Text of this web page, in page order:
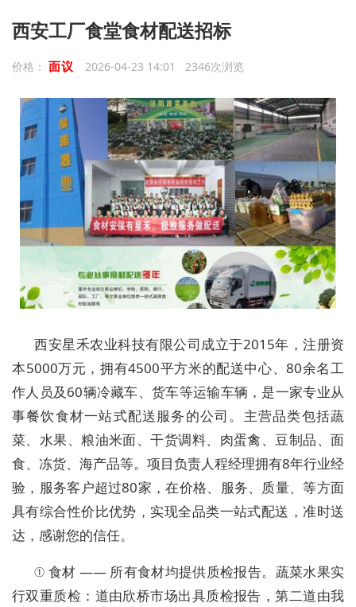
西安工厂食堂食材配送招标
价格： 面议 2026-04-23 14:01 2346次浏览
西安星禾农业科技有限公司成立于2015年，注册资
本5000万元，拥有4500平方米的配送中心、80余名工
作人员及60辆冷藏车、货车等运输车辆，是一家专业从
事餐饮食材一站式配送服务的公司。主营品类包括蔬
菜、水果、粮油米面、干货调料、肉蛋禽、豆制品、面
食、冻货、海产品等。项目负责人程经理拥有8年行业经
验，服务客户超过80家，在价格、服务、质量、等方面
具有综合性价比优势，实现全品类一站式配送，准时送
达，感谢您的信任。
① 食材 —— 所有食材均提供质检报告。蔬菜水果实
行双重质检：道由欣桥市场出具质检报告，第二道由我